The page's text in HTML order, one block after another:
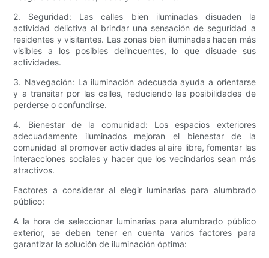
2. Seguridad: Las calles bien iluminadas disuaden la
actividad delictiva al brindar una sensación de seguridad a
residentes y visitantes. Las zonas bien iluminadas hacen más
visibles a los posibles delincuentes, lo que disuade sus
actividades.
3. Navegación: La iluminación adecuada ayuda a orientarse
y a transitar por las calles, reduciendo las posibilidades de
perderse o confundirse.
4. Bienestar de la comunidad: Los espacios exteriores
adecuadamente iluminados mejoran el bienestar de la
comunidad al promover actividades al aire libre, fomentar las
interacciones sociales y hacer que los vecindarios sean más
atractivos.
Factores a considerar al elegir luminarias para alumbrado
público:
A la hora de seleccionar luminarias para alumbrado público
exterior, se deben tener en cuenta varios factores para
garantizar la solución de iluminación óptima: